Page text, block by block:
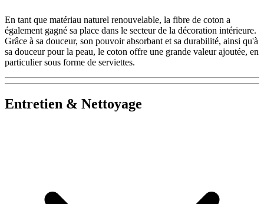
En tant que matériau naturel renouvelable, la fibre de coton a
également gagné sa place dans le secteur de la décoration intérieure.
Grâce à sa douceur, son pouvoir absorbant et sa durabilité, ainsi qu'à
sa douceur pour la peau, le coton offre une grande valeur ajoutée, en
particulier sous forme de serviettes.
Entretien & Nettoyage